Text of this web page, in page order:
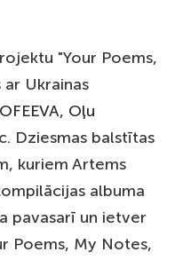
"Your Poems,
Ukrainas
, Oļu
Dziesmas balstītas
kuriem Artems
albuma
pavasarī un ietver
Poems, My Notes,